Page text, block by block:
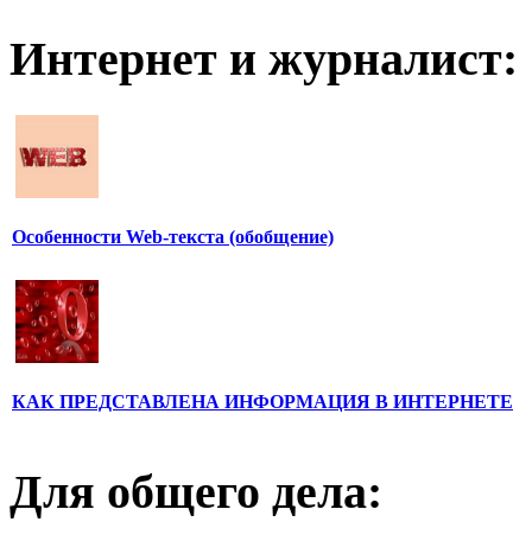
Интернет и журналист:
Особенности Web-текста (обобщение)
КАК ПРЕДСТАВЛЕНА ИНФОРМАЦИЯ В ИНТЕРНЕТЕ
Для общего дела: